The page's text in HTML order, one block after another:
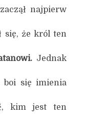
najpierw
się, że król ten
Jednak
boi się imienia
kim jest ten